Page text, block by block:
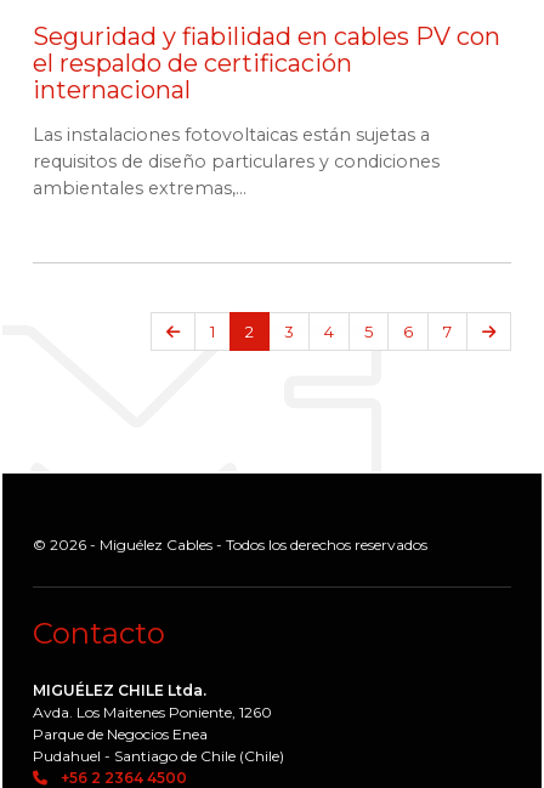
Seguridad y fiabilidad en cables PV con
el respaldo de certificación
internacional
Las instalaciones fotovoltaicas están sujetas a
requisitos de diseño particulares y condiciones
ambienta­les extremas,...
Anterior
1 2 3 4 5 6 7
© 2026 - Miguélez Cables - Todos los derechos reservados
Contacto
MIGUÉLEZ CHILE Ltda.
Avda. Los Maitenes Poniente, 1260
Parque de Negocios Enea
Pudahuel - Santiago de Chile (Chile)
+56 2 2364 4500